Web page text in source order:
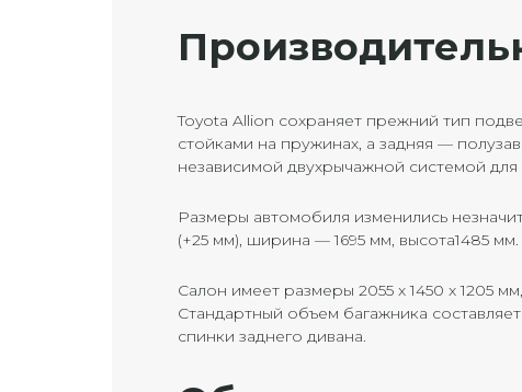
Toyota Allion сохраняет прежний тип
стойками на пружинах, а задняя —
независимой двухрычажной системой
Размеры автомобиля изменились
(+25 мм), ширина — 1695 мм, высота1485
Салон имеет размеры 2055 x 1450 x 1205
Стандартный объем багажника
спинки заднего дивана.